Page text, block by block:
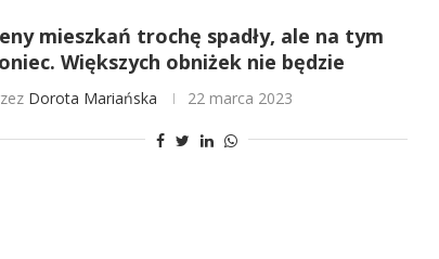
mieszkań trochę spadły, ale na tym
Większych obniżek nie będzie
Dorota Mariańska 22 marca 2023